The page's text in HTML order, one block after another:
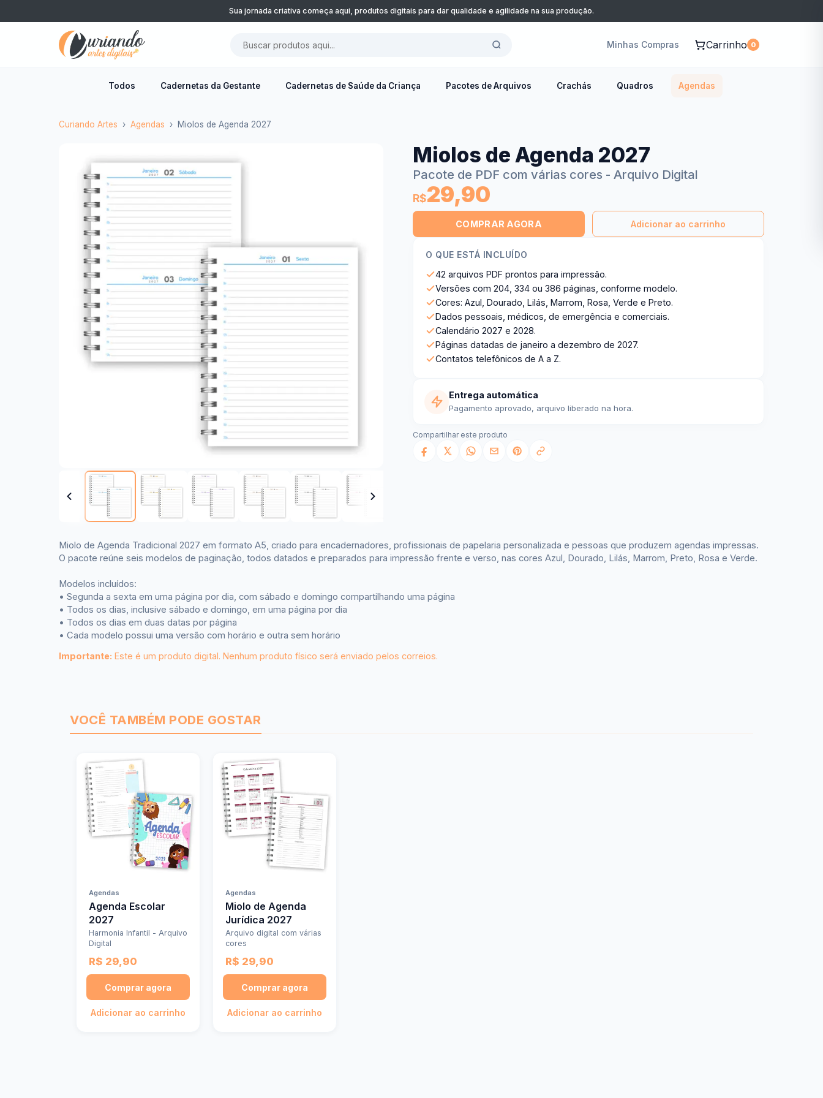
Sua jornada criativa começa aqui, produtos digitais para dar qualidade e agilidade na sua produção.
Minhas Compras Carrinho 0
Todos Cadernetas da Gestante Cadernetas de Saúde da Criança Pacotes de Arquivos Crachás Quadros Agendas
Curiando Artes Agendas Miolos de Agenda 2027
Miolos de Agenda 2027
Pacote de PDF com várias cores - Arquivo Digital
R$29,90
COMPRAR AGORA Adicionar ao carrinho
O QUE ESTÁ INCLUÍDO
42 arquivos PDF prontos para impressão.
Versões com 204, 334 ou 386 páginas, conforme modelo.
Cores: Azul, Dourado, Lilás, Marrom, Rosa, Verde e Preto.
Dados pessoais, médicos, de emergência e comerciais.
Calendário 2027 e 2028.
Páginas datadas de janeiro a dezembro de 2027.
Contatos telefônicos de A a Z.
Entrega automática
Pagamento aprovado, arquivo liberado na hora.
Compartilhar este produto
Miolo de Agenda Tradicional 2027 em formato A5, criado para encadernadores, profissionais de papelaria personalizada e pessoas que produzem agendas impressas.
O pacote reúne seis modelos de paginação, todos datados e preparados para impressão frente e verso, nas cores Azul, Dourado, Lilás, Marrom, Preto, Rosa e Verde.
Modelos incluídos:
• Segunda a sexta em uma página por dia, com sábado e domingo compartilhando uma página
• Todos os dias, inclusive sábado e domingo, em uma página por dia
• Todos os dias em duas datas por página
• Cada modelo possui uma versão com horário e outra sem horário
Importante: Este é um produto digital. Nenhum produto físico será enviado pelos correios.
VOCÊ TAMBÉM PODE GOSTAR
Agendas
Agenda Escolar
2027
Harmonia Infantil - Arquivo
Digital
R$ 29,90
Comprar agora
Adicionar ao carrinho
Agendas
Miolo de Agenda
Jurídica 2027
Arquivo digital com várias
cores
R$ 29,90
Comprar agora
Adicionar ao carrinho